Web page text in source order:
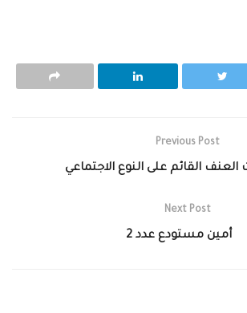
Previous Post
العنف القائم على النوع الاجتماعي
Next Post
أمين مستودع عدد 2